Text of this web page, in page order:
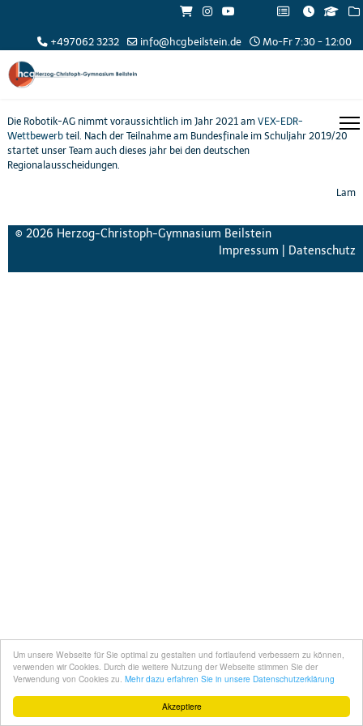
Akzeptiere
Um unsere Webseite für Sie optimal zu gestalten und fortlaufend verbessern zu können,
verwenden wir Cookies. Durch die weitere Nutzung der Webseite stimmen Sie der
Verwendung von Cookies zu. Mehr dazu erfahren Sie in unsere Datenschutzerklärung
+497062 3232 info@hcgbeilstein.de Mo-Fr 7:30 - 12:00
Die Robotik-AG nimmt voraussichtlich im Jahr 2021 am VEX-EDR-
Wettbewerbteil. Nach der Teilnahme am Bundesfinale im Schuljahr 2019/20
startet unser Team auch dieses jahr bei den deutschen
Regionalausscheidungen.
Lam
© 2026 Herzog-Christoph-Gymnasium Beilstein
Impressum
Datenschutz